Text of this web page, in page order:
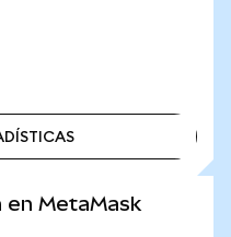
en MetaMask